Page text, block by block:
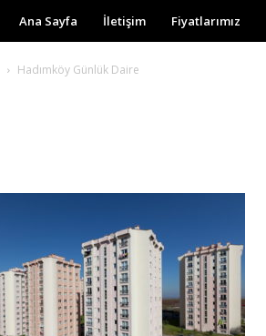
Hadımköy
Günlük
Ana Sayfa İletişim Fiyatlarımız
Hadımköy Günlük Daire